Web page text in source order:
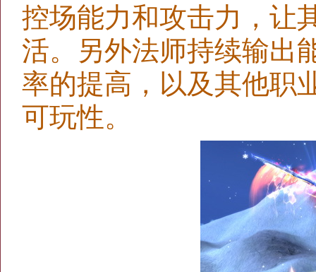
控场能力和攻击力，让
活。另外法师持续输出
率的提高，以及其他职
可玩性。